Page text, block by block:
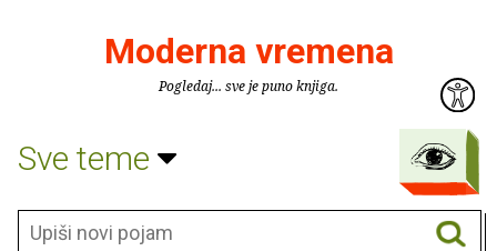
Moderna vremena
Pogledaj... sve je puno knjiga.
Sve teme